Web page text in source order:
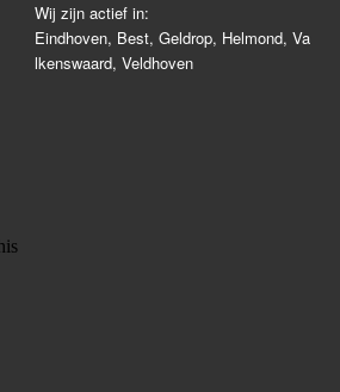
Wij zijn actief in:
Eindhoven, Best, Geldrop, Helmond, Va
lkenswaard, Veldhoven